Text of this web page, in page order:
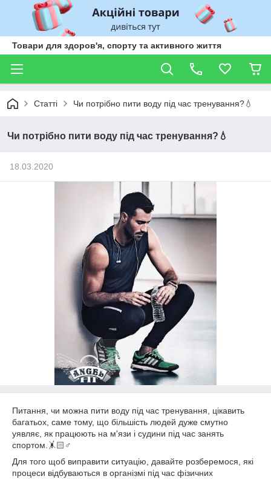
Товари для здоров'я, спорту та активного життя
Статті Чи потрібно пити воду під час тренування?💧
Чи потрібно пити воду під час тренування?💧
18.03.2020
Питання, чи можна пити воду під час тренування, цікавить
багатьох, саме тому, що більшість людей дуже смутно
уявляє, як працюють на м'язи і судини під час занять
спортом.🤸🏻♂️
Для того щоб виправити ситуацію, давайте розберемося, які
процеси відбуваються в організмі під час фізичних